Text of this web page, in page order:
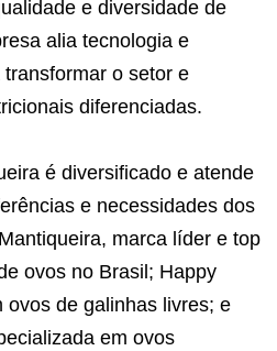
e diversidade de
alia tecnologia e
o setor e
diferenciadas.
é diversificado e atende
e necessidades dos
marca líder e top
ovos no Brasil; Happy
de galinhas livres; e
em ovos